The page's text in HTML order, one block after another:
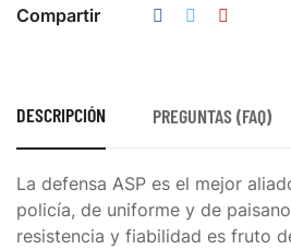
Compartir
DESCRIPCIÓN PREGUNTAS (FAQ)
La defensa ASP es el mejor
policía, de uniforme y de
resistencia y fiabilidad es fruto